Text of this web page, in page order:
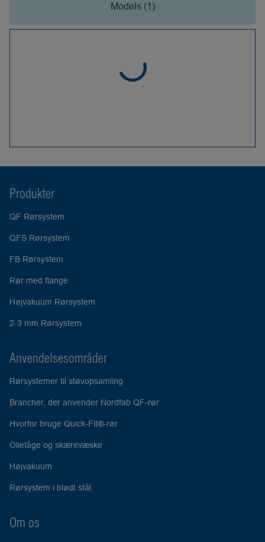
Models (1)
Produkter
QF Rørsystem
QFS Rørsystem
FB Rørsystem
Rør med flange
Højvakuum Rørsystem
2-3 mm Rørsystem
Anvendelsesområder
Rørsystemer til støvopsamling
Brancher, der anvender Nordfab QF-rør
Hvorfor bruge Quick-Fit®-rør
Olietåge og skærevæske
Højvakuum
Rørsystem i blødt stål
Om os